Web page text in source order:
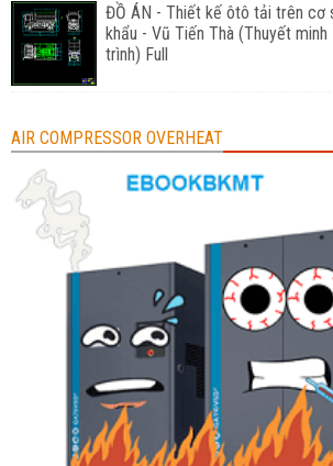
ĐỒ ÁN - Thiết kế ôtô tải trên cơ
khẩu - Vũ Tiến Thà (Thuyết
trình) Full
AIR COMPRESSOR OVERHEAT